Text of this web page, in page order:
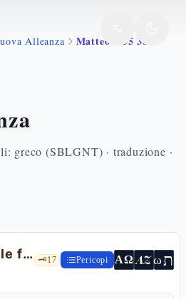
Alleanza Matteo 9 35 38
greco (SBLGNT) · traduzione ·
Compassione per le folle e preghiera per la messe 🗝️17 Pericopi ΑΩ AZωת